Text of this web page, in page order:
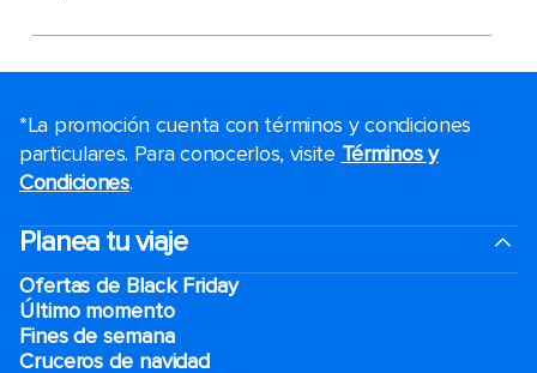
*La promoción cuenta con términos y condiciones
particulares. Para conocerlos, visite Términos y
Condiciones.
Planea tu viaje
Ofertas de Black Friday
Último momento
Fines de semana
Cruceros de navidad